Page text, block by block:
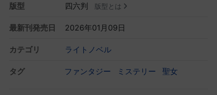
版型 四六判 版型とは
最新刊発売日 2026年01月09日
カテゴリ ライトノベル
タグ ファンタジー ミステリー 聖女